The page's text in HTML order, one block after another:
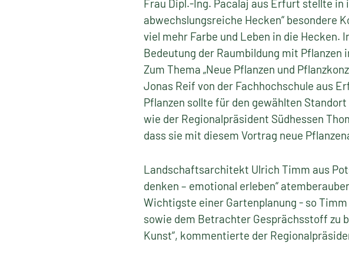
Frau Dipl.-Ing. Pacalaj aus Erfurt stellte
abwechslungsreiche Hecken“ besondere
viel mehr Farbe und Leben in die Hecken.
Bedeutung der Raumbildung mit Pflanzen
Zum Thema „Neue Pflanzen und
Jonas Reif von der Fachhochschule aus
Pflanzen sollte für den gewählten
wie der Regionalpräsident Südhessen
dass sie mit diesem Vortrag neue
Landschaftsarchitekt Ulrich Timm aus
denken – emotional erleben“
Wichtigste einer Gartenplanung - so
sowie dem Betrachter Gesprächsstoff zu
Kunst“, kommentierte der